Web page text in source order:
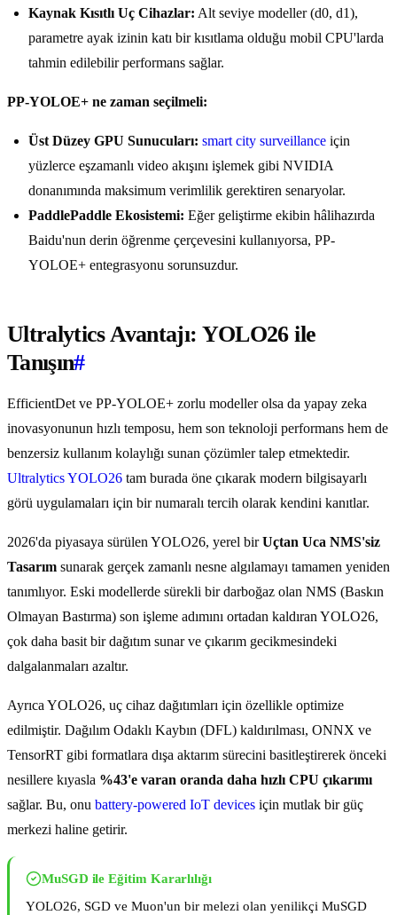
Kaynak Kısıtlı Uç Cihazlar: Alt seviye modeller (d0, d1),
parametre ayak izinin katı bir kısıtlama olduğu mobil CPU'larda
tahmin edilebilir performans sağlar.
PP-YOLOE+ ne zaman seçilmeli:
Üst Düzey GPU Sunucuları: smart city surveillance için
yüzlerce eşzamanlı video akışını işlemek gibi NVIDIA
donanımında maksimum verimlilik gerektiren senaryolar.
PaddlePaddle Ekosistemi: Eğer geliştirme ekibin hâlihazırda
Baidu'nun derin öğrenme çerçevesini kullanıyorsa, PP-
YOLOE+ entegrasyonu sorunsuzdur.
Ultralytics Avantajı: YOLO26 ile
Tanışın#
EfficientDet ve PP-YOLOE+ zorlu modeller olsa da yapay zeka
inovasyonunun hızlı temposu, hem son teknoloji performans hem de
benzersiz kullanım kolaylığı sunan çözümler talep etmektedir.
Ultralytics YOLO26 tam burada öne çıkarak modern bilgisayarlı
görü uygulamaları için bir numaralı tercih olarak kendini kanıtlar.
2026'da piyasaya sürülen YOLO26, yerel birUçtan Uca NMS'siz
Tasarım sunarak gerçek zamanlı nesne algılamayı tamamen yeniden
tanımlıyor. Eski modellerde sürekli bir darboğaz olan NMS (Baskın
Olmayan Bastırma) son işleme adımını ortadan kaldıran YOLO26,
çok daha basit bir dağıtım sunar ve çıkarım gecikmesindeki
dalgalanmaları azaltır.
Ayrıca YOLO26, uç cihaz dağıtımları için özellikle optimize
edilmiştir. Dağılım Odaklı Kaybın (DFL) kaldırılması, ONNX ve
TensorRT gibi formatlara dışa aktarım sürecini basitleştirerek önceki
nesillere kıyasla %43'e varan oranda daha hızlı CPU çıkarımı
sağlar. Bu, onu battery-powered IoT devices için mutlak bir güç
merkezi haline getirir.
MuSGD ile Eğitim Kararlılığı
YOLO26, SGD ve Muon'un bir melezi olan yenilikçi MuSGD